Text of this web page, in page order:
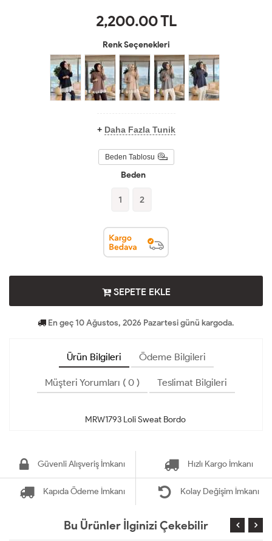
2,200.00TL
Renk Seçenekleri
+ Daha Fazla Tunik
Beden Tablosu
Beden
1 2
SEPETE EKLE
En geç 10 Ağustos, 2026 Pazartesi günü kargoda.
Ürün Bilgileri Ödeme Bilgileri
Müşteri Yorumları ( 0 ) Teslimat Bilgileri
Güvenli Alışveriş İmkanı Hızlı Kargo İmkanı
Kapıda Ödeme İmkanı Kolay Değişim İmkanı
Bu Ürünler İlginizi Çekebilir